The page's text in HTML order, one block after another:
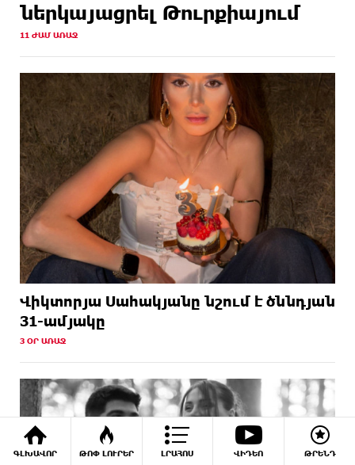
ԳԼԽԱՎՈՐ ԹՈՓ ԼՈՒՐԵՐ ԼՐԱՀՈՍ ՎԻԴԵՈ ԹՐԵՆԴ
ներկայացրել Թուրքիայում
11 ԺԱՄ ԱՌԱՋ
Վիկտորյա Սահակյանը նշում է ծննդյան
31-ամյակը
3 ՕՐ ԱՌԱՋ